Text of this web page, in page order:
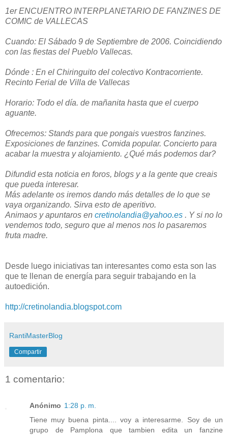
1er ENCUENTRO INTERPLANETARIO DE FANZINES DE
COMIC de VALLECAS
Cuando: El Sábado 9 de Septiembre de 2006. Coincidiendo
con las fiestas del Pueblo Vallecas.
Dónde : En el Chiringuito del colectivo Kontracorriente.
Recinto Ferial de Villa de Vallecas
Horario: Todo el día. de mañanita hasta que el cuerpo
aguante.
Ofrecemos: Stands para que pongais vuestros fanzines.
Exposiciones de fanzines. Comida popular. Concierto para
acabar la muestra y alojamiento. ¿Qué más podemos dar?
Difundid esta noticia en foros, blogs y a la gente que creais
que pueda interesar.
Más adelante os iremos dando más detalles de lo que se
vaya organizando. Sirva esto de aperitivo.
Animaos y apuntaros en cretinolandia@yahoo.es . Y si no lo
vendemos todo, seguro que al menos nos lo pasaremos
fruta madre.
Desde luego iniciativas tan interesantes como esta son las
que te llenan de energía para seguir trabajando en la
autoedición.
http://cretinolandia.blogspot.com
RantiMasterBlog
Compartir
1 comentario:
Anónimo 1:28 p. m.
Tiene muy buena pinta.... voy a interesarme. Soy de un
grupo de Pamplona que tambien edita un fanzine